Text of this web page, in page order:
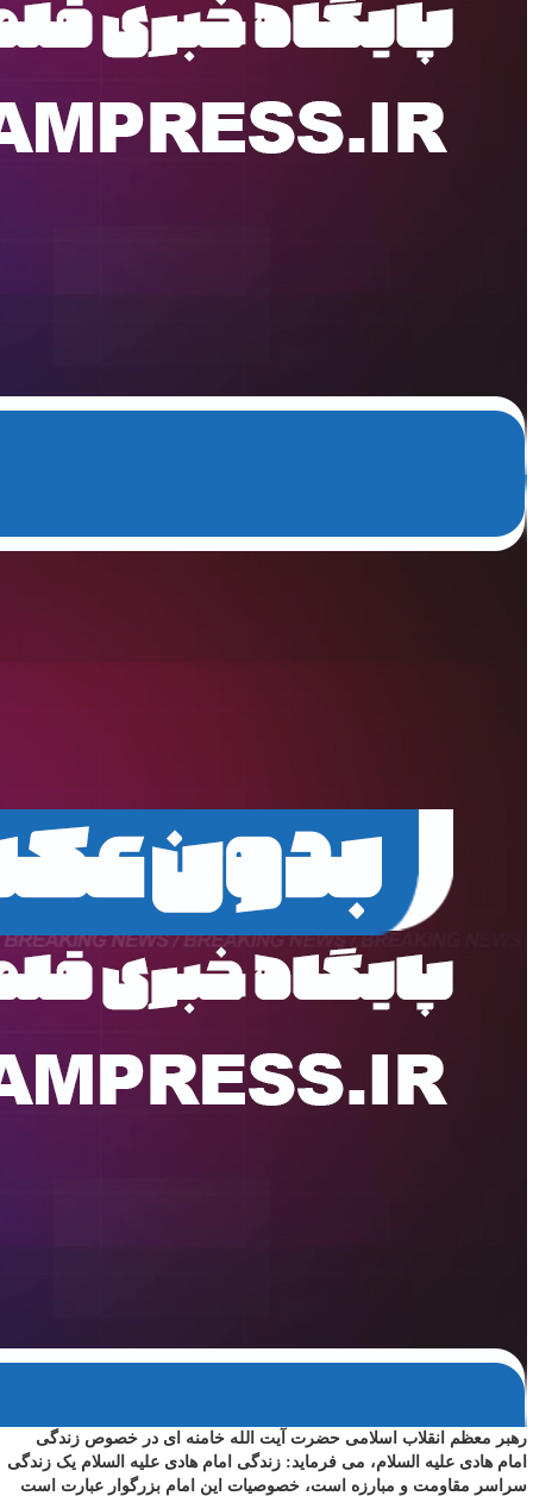
رهبر معظم انقلاب اسلامی حضرت آیت الله خامنه ای در خصوص زندگی
امام هادی علیه السلام، می فرماید: زندگی امام هادی علیه السلام یک زندگی
سراسر مقاومت و مبارزه است، خصوصیات این امام بزرگوار عبارت است